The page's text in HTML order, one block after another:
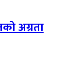
अग्रता